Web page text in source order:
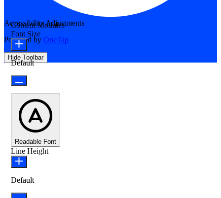
Accessibility Adjustments
Powered by OneTap
Hide Toolbar
Content Modules
Font Size
Default
Readable Font
Line Height
Default